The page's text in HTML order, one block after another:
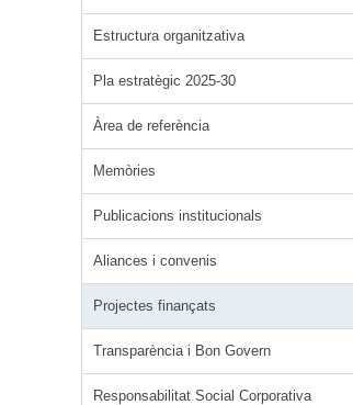
Estructura organitzativa
Pla estratègic 2025-30
Àrea de referència
Memòries
Publicacions institucionals
Aliances i convenis
Projectes finançats
Transparència i Bon Govern
Responsabilitat Social Corporativa